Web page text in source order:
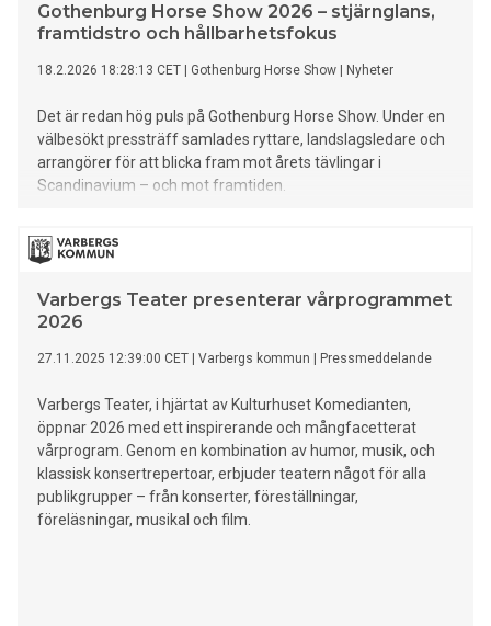
Gothenburg Horse Show 2026 – stjärnglans,
framtidstro och hållbarhetsfokus
18.2.2026 18:28:13 CET Gothenburg Horse Show Nyheter
Det är redan hög puls på Gothenburg Horse Show. Under en
välbesökt pressträff samlades ryttare, landslagsledare och
arrangörer för att blicka fram mot årets tävlingar i
Scandinavium – och mot framtiden.
Varbergs Teater presenterar vårprogrammet
2026
27.11.2025 12:39:00 CET Varbergs kommun Pressmeddelande
Varbergs Teater, i hjärtat av Kulturhuset Komedianten,
öppnar 2026 med ett inspirerande och mångfacetterat
vårprogram. Genom en kombination av humor, musik, och
klassisk konsertrepertoar, erbjuder teatern något för alla
publikgrupper – från konserter, föreställningar,
föreläsningar, musikal och film.